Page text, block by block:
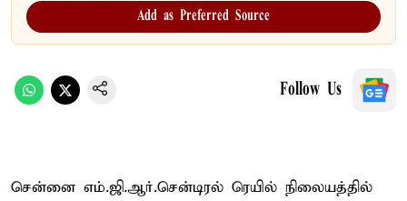
Add as Preferred Source
Follow Us
சென்னை எம்.ஜி.ஆர்.சென்டிரல் ரெயில் நிலையத்தில்